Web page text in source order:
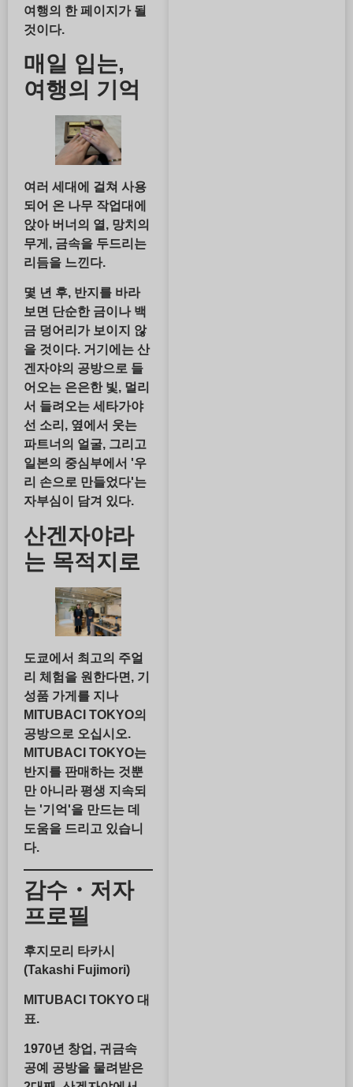
여행의 한 페이지가 될
것이다.
매일 입는,
여행의 기억
여러 세대에 걸쳐 사용
되어 온 나무 작업대에
앉아 버너의 열, 망치의
무게, 금속을 두드리는
리듬을 느낀다.
몇 년 후, 반지를 바라
보면 단순한 금이나 백
금 덩어리가 보이지 않
을 것이다. 거기에는 산
겐자야의 공방으로 들
어오는 은은한 빛, 멀리
서 들려오는 세타가야
선 소리, 옆에서 웃는
파트너의 얼굴, 그리고
일본의 중심부에서 '우
리 손으로 만들었다'는
자부심이 담겨 있다.
산겐자야라
는 목적지로
도쿄에서 최고의 주얼
리 체험을 원한다면, 기
성품 가게를 지나
MITUBACI TOKYO의
공방으로 오십시오.
MITUBACI TOKYO는
반지를 판매하는 것뿐
만 아니라 평생 지속되
는 '기억'을 만드는 데
도움을 드리고 있습니
다.
감수・저자
프로필
후지모리 타카시
(Takashi Fujimori)
MITUBACI TOKYO 대
표.
1970년 창업, 귀금속
공예 공방을 물려받은